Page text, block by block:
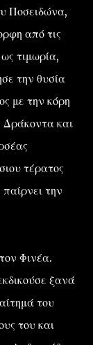
Ποσειδώνα,
από τις
τιμωρία,
την θυσία
με την κόρη
Δράκοντα και
τέρατος
την
Φινέα.
ξανά
του
του και